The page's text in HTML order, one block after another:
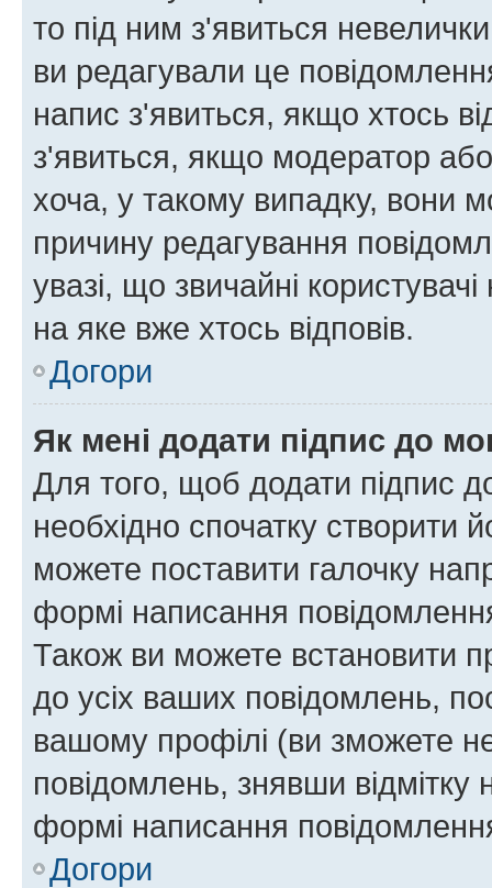
то під ним з'явиться
ви редагували це
напис з'явиться, якщо хтось
з'явиться, якщо модератор
хоча, у такому випадку, вони
причину редагування
увазі, що звичайні
на яке вже хтось відповів.
Догори
Як мені додати підпис до
Для того, щоб додати підпис
необхідно спочатку створити
можете поставити галочку
формі написання
Також ви можете встановити
до усіх ваших повідомлень,
вашому профілі (ви зможете
повідомлень, знявши відмітку
формі написання
Догори